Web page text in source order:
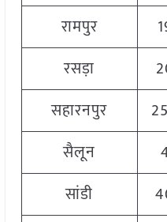
रामपुर
रसड़ा
सहारनपुर
सैलून
सांडी